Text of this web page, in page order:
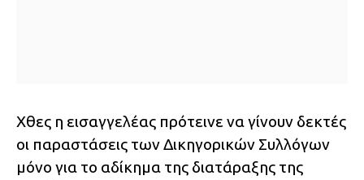
Χθες η εισαγγελέας πρότεινε να γίνουν δεκτές
οι παραστάσεις των Δικηγορικών Συλλόγων
μόνο για το αδίκημα της διατάραξης της